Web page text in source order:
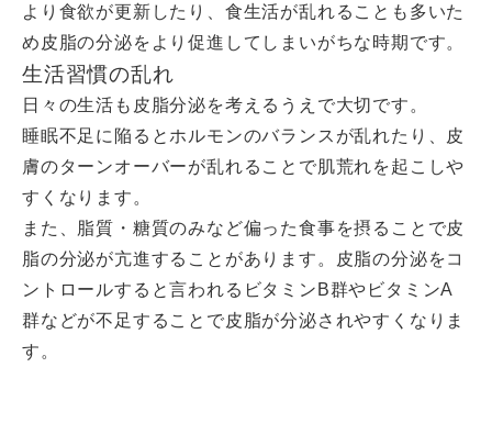
より食欲が更新したり、食生活が乱れることも多いた
め皮脂の分泌をより促進してしまいがちな時期です。
生活習慣の乱れ
日々の生活も皮脂分泌を考えるうえで大切です。
睡眠不足に陥るとホルモンのバランスが乱れたり、皮
膚のターンオーバーが乱れることで肌荒れを起こしや
すくなります。
また、脂質・糖質のみなど偏った食事を摂ることで皮
脂の分泌が亢進することがあります。皮脂の分泌をコ
ントロールすると言われるビタミンB群やビタミンA
群などが不足することで皮脂が分泌されやすくなりま
す。